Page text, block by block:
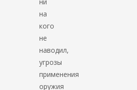
на
кого
не
наводил,
угрозы
применения
оружия